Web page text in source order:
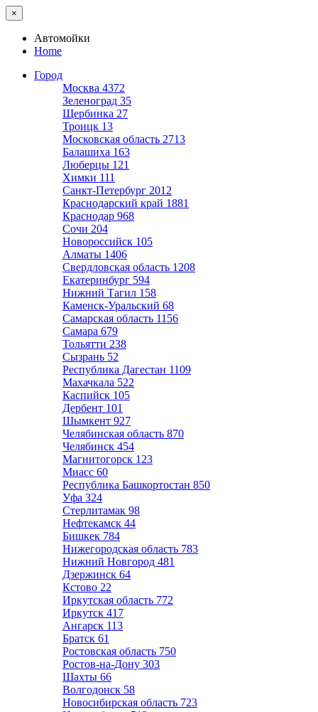
×
Автомойки
Home
Город
Москва 4372
Зеленоград 35
Щербинка 27
Троицк 13
Московская область 2713
Балашиха 163
Люберцы 121
Химки 111
Санкт-Петербург 2012
Краснодарский край 1881
Краснодар 968
Сочи 204
Новороссийск 105
Алматы 1406
Свердловская область 1208
Екатеринбург 594
Нижний Тагил 158
Каменск-Уральский 68
Самарская область 1156
Самара 679
Тольятти 238
Сызрань 52
Республика Дагестан 1109
Махачкала 522
Каспийск 105
Дербент 101
Шымкент 927
Челябинская область 870
Челябинск 454
Магнитогорск 123
Миасс 60
Республика Башкортостан 850
Уфа 324
Стерлитамак 98
Нефтекамск 44
Бишкек 784
Нижегородская область 783
Нижний Новгород 481
Дзержинск 64
Кстово 22
Иркутская область 772
Иркутск 417
Ангарск 113
Братск 61
Ростовская область 750
Ростов-на-Дону 303
Шахты 66
Волгодонск 58
Новосибирская область 723